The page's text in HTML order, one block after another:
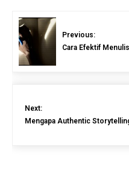
Previous:
Cara Efektif
Next:
Mengapa Authentic